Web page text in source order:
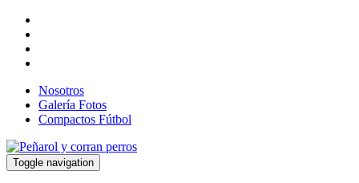
Nosotros
Galería Fotos
Compactos Fútbol
Toggle navigation